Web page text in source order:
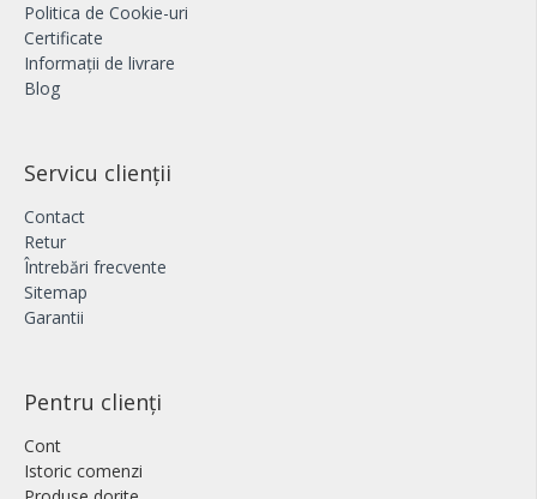
Politica de Cookie-uri
Certificate
Informații de livrare
Blog
Servicu clienții
Contact
Retur
Întrebări frecvente
Sitemap
Garantii
Pentru clienți
Cont
Istoric comenzi